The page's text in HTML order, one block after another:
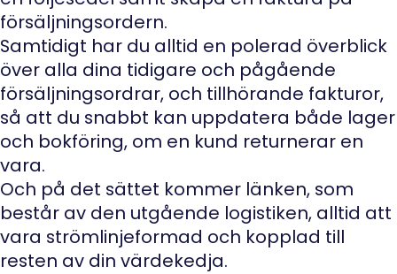
försäljningsordern.
Samtidigt har du alltid en polerad överblick
över alla dina tidigare och pågående
försäljningsordrar, och tillhörande fakturor,
så att du snabbt kan uppdatera både lager
och bokföring, om en kund returnerar en
vara.
Och på det sättet kommer länken, som
består av den utgående logistiken, alltid att
vara strömlinjeformad och kopplad till
resten av din värdekedja.